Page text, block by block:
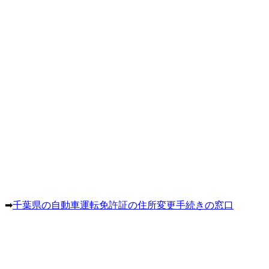
➡千葉県の自動車運転免許証の住所変更手続きの窓口